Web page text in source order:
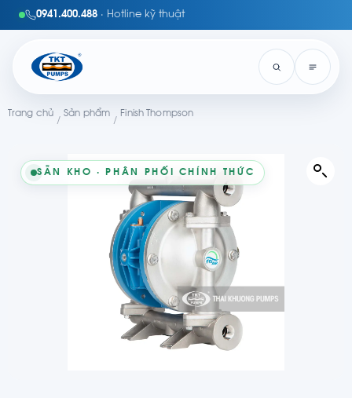
0941.400.488 · Hotline kỹ thuật
Trang chủ
/
Sản phẩm
/
Finish Thompson
SẴN KHO · PHÂN PHỐI CHÍNH THỨC